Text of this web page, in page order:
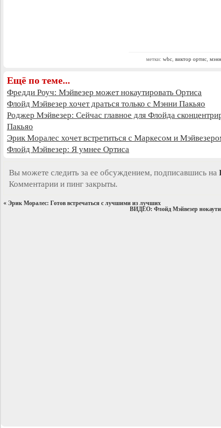
метки: wbc виктор ортис
Ещё по теме...
Фредди Роуч: Мэйвезер может нокаутировать Ортиса
Флойд Мэйвезер хочет драться только с Мэнни Пакьяо
Роджер Мэйвезер: Сейчас главное для Флойда
Пакьяо
Эрик Моралес хочет встретиться с Маркесом и
Флойд Мэйвезер: Я умнее Ортиса
Вы можете следить за ее обсуждением, подписавшись на
Комментарии и пинг закрыты.
« Эрик Моралес: Готов встречаться с лучшими из лучших
ВИДЕО: Флойд Мэйвезер